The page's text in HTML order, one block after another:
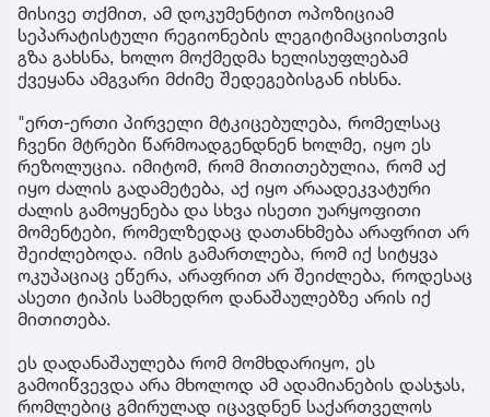
მისივე თქმით, ამ დოკუმენტით ოპოზიციამ
სეპარატისტული რეგიონების ლეგიტიმაციისთვის
გზა გახსნა, ხოლო მოქმედმა ხელისუფლებამ
ქვეყანა ამგვარი მძიმე შედეგებისგან იხსნა.
"ერთ-ერთი პირველი მტკიცებულება, რომელსაც
ჩვენი მტრები წარმოადგენდნენ ხოლმე, იყო ეს
რეზოლუცია. იმიტომ, რომ მითითებულია, რომ აქ
იყო ძალის გადამეტება, აქ იყო არაადეკვატური
ძალის გამოყენება და სხვა ისეთი უარყოფითი
მომენტები, რომელზედაც დათანხმება არაფრით არ
შეიძლებოდა. იმის გამართლება, რომ იქ სიტყვა
ოკუპაციაც ეწერა, არაფრით არ შეიძლება, როდესაც
ასეთი ტიპის სამხედრო დანაშაულებზე არის იქ
მითითება.
ეს დადანაშაულება რომ მომხდარიყო, ეს
გამოიწვევდა არა მხოლოდ ამ ადამიანების დასჯას,
რომლებიც გმირულად იცავდნენ საქართველოს